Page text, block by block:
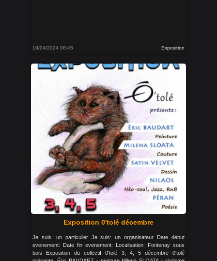
19/04/2024 08:45 Exposition
Exposition 0'tolé décembre
Je suis: un particulier Je suis: un organisateur Date debut
evenement: Date fin evenement: Localisation: Fontenay sous
bois Exposition du collectif 0'tolé 3, 4, 5 décembre 0'tolé